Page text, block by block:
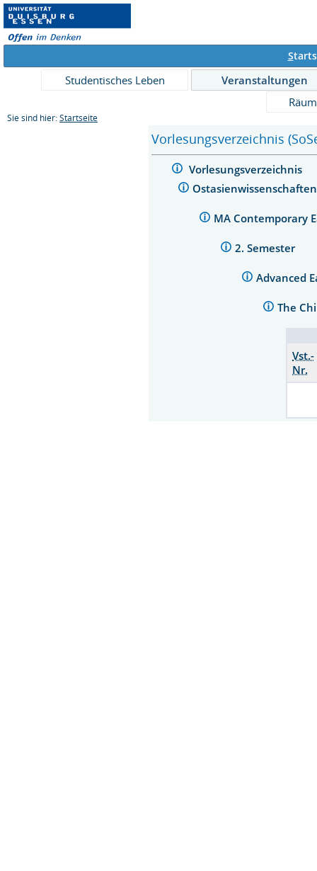
S
Studentisches Leben
Veranstaltungen
Sie sind hier: Startseite
Vorlesungsverzeichnis
Vorlesungsverzeichnis
MA Contemporary
2. Semester
Advanced
The
Vst.-
Nr.